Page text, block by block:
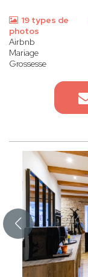
19 types de
photos
Airbnb
Mariage
Grossesse